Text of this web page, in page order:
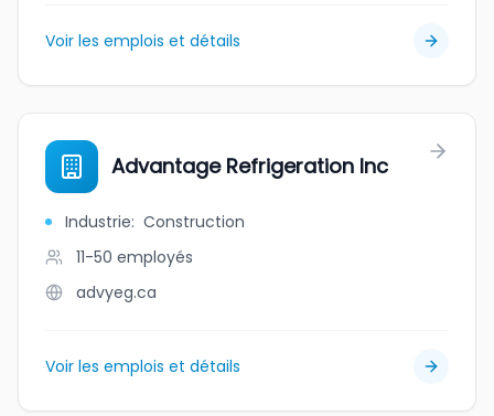
Voir les emplois et détails
Advantage Refrigeration Inc
Industrie: Construction
11-50 employés
advyeg.ca
Voir les emplois et détails